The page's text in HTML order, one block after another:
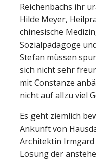
Reichenbachs ihr
Hilde Meyer,
chinesische
Sozialpädagoge
Stefan müssen
sich nicht sehr
mit Constanze
nicht auf allzu viel
Es geht ziemlich
Ankunft von
Architektin
Lösung der